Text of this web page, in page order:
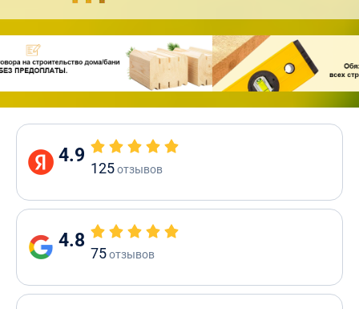
4.9
125отзывов
4.8
75отзывов